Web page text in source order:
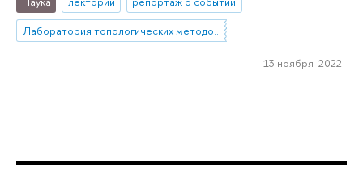
Лаборатория топологических методов в динамике
13 ноября 2022